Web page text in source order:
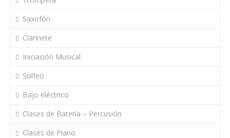
Saxofón
Clarinete
Iniciación Musical
Solfeo
Bajo eléctrico
Clases de Batería – Percusión
Clases de Piano